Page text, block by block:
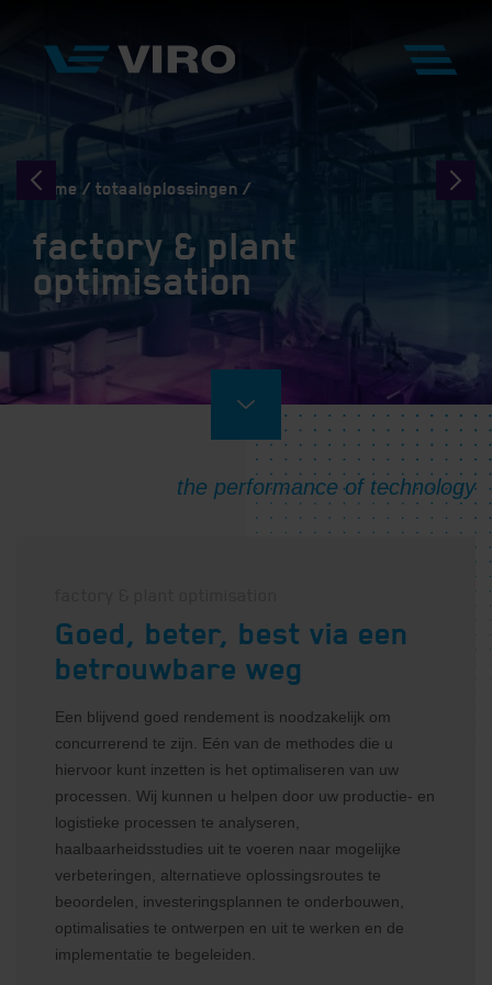
Home totaaloplossingen
factory & plant
optimisation
Goed, beter, best via een
betrouwbare weg
Een blijvend goed rendement is noodzakelijk om
concurrerend te zijn. Eén van de methodes die u
hiervoor kunt inzetten is het optimaliseren van uw
processen. Wij kunnen u helpen door uw productie- en
logistieke processen te analyseren,
haalbaarheidsstudies uit te voeren naar mogelijke
verbeteringen, alternatieve oplossingsroutes te
beoordelen, investeringsplannen te onderbouwen,
optimalisaties te ontwerpen en uit te werken en de
implementatie te begeleiden.
E-mail*
Privacy